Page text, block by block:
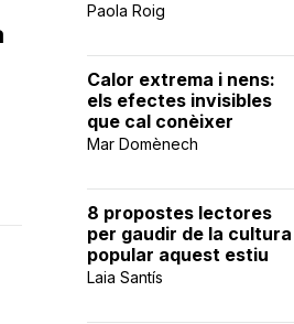
Paola Roig
Calor extrema i nens:
els efectes invisibles
que cal conèixer
Mar Domènech
8 propostes lectores
per gaudir de la cultura
popular aquest estiu
Laia Santís